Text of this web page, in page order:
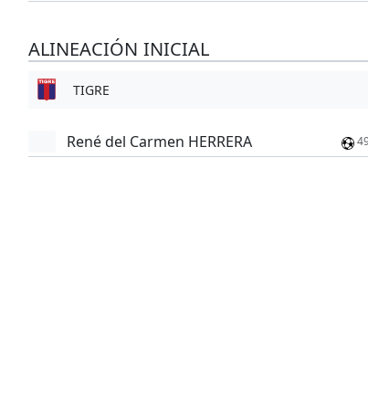
ALINEACIÓN INICIAL
TIGRE
René del Carmen HERRERA